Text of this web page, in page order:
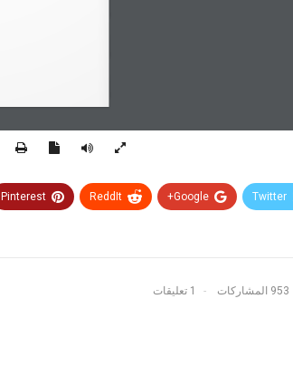
Twitter
Google+
ReddIt
Pinterest
953 المشاركات 1 تعليقات